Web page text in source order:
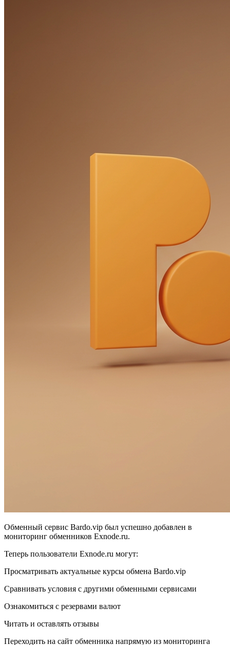
Обменный сервис Bardo.vip был успешно добавлен в
мониторинг обменников Exnode.ru.
Теперь пользователи Exnode.ru могут:
Просматривать актуальные курсы обмена Bardo.vip
Сравнивать условия с другими обменными сервисами
Ознакомиться с резервами валют
Читать и оставлять отзывы
Переходить на сайт обменника напрямую из мониторинга